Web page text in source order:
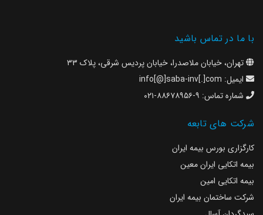
با ما در تماس باشید
تهران، خیابان ملاصدرا، خیابان پردیس شرقی، پلاک ۳۳
ایمیل: info[@]saba-inv[.]com
شماره تماس:
شرکت های تابعه
کارگزاری بورس بیمه ایران
بیمه اتکایی ایران معین
بیمه اتکایی امین
شرکت ساختمان بیمه ایران